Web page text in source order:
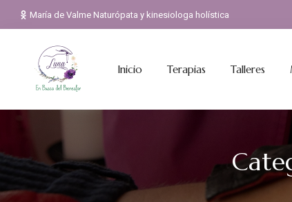
María de Valme Naturópata y kinesiologa holística
Inicio Terapias Talleres